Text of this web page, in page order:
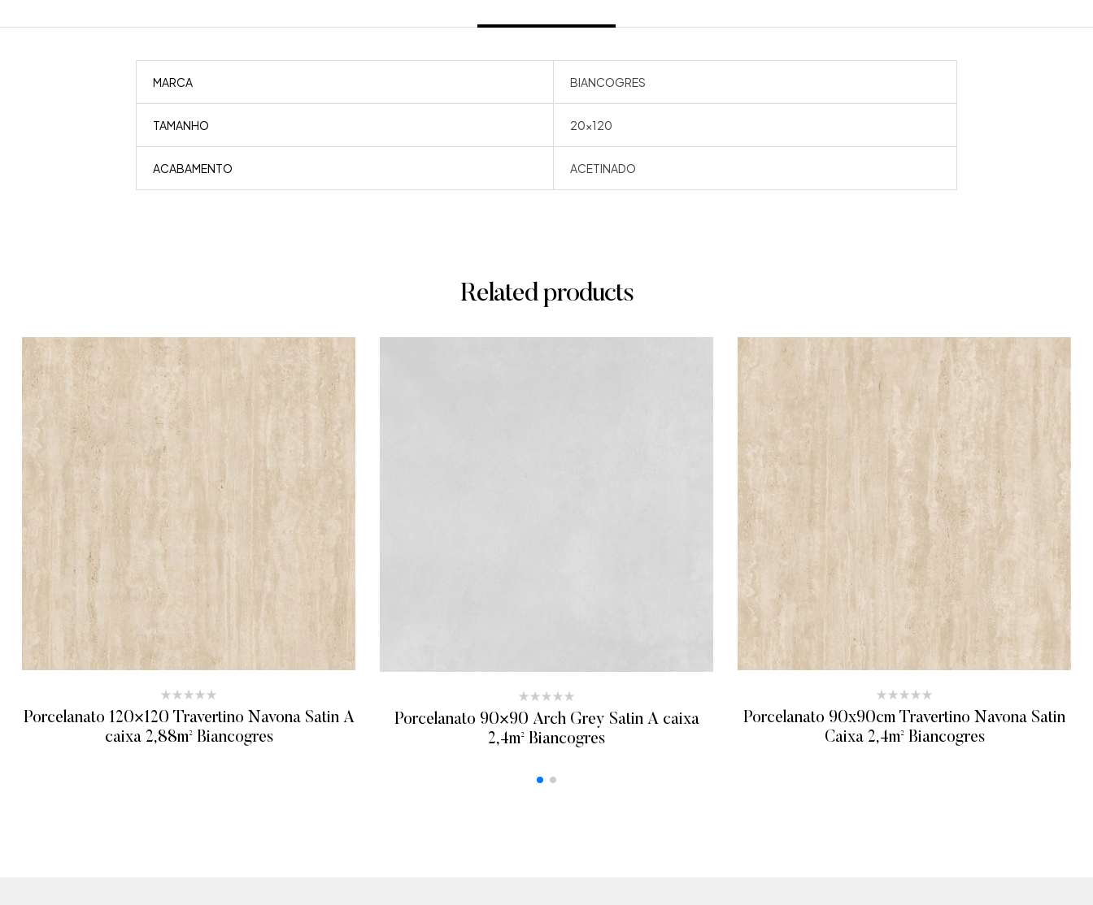
MARCA BIANCOGRES
TAMANHO 20×120
ACABAMENTO ACETINADO
Related products
Porcelanato 120×120 Travertino Navona Satin A
caixa 2,88m² Biancogres
Porcelanato 90×90 Arch Grey Satin A caixa
2,4m² Biancogres
Porcelanato 90x90cm Travertino Navona Satin
Caixa 2,4m² Biancogres